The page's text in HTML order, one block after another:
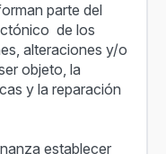
parte del
de los
alteraciones y/o
objeto, la
y la reparación
establecer